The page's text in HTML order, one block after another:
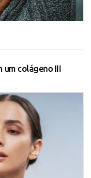
um colágeno III